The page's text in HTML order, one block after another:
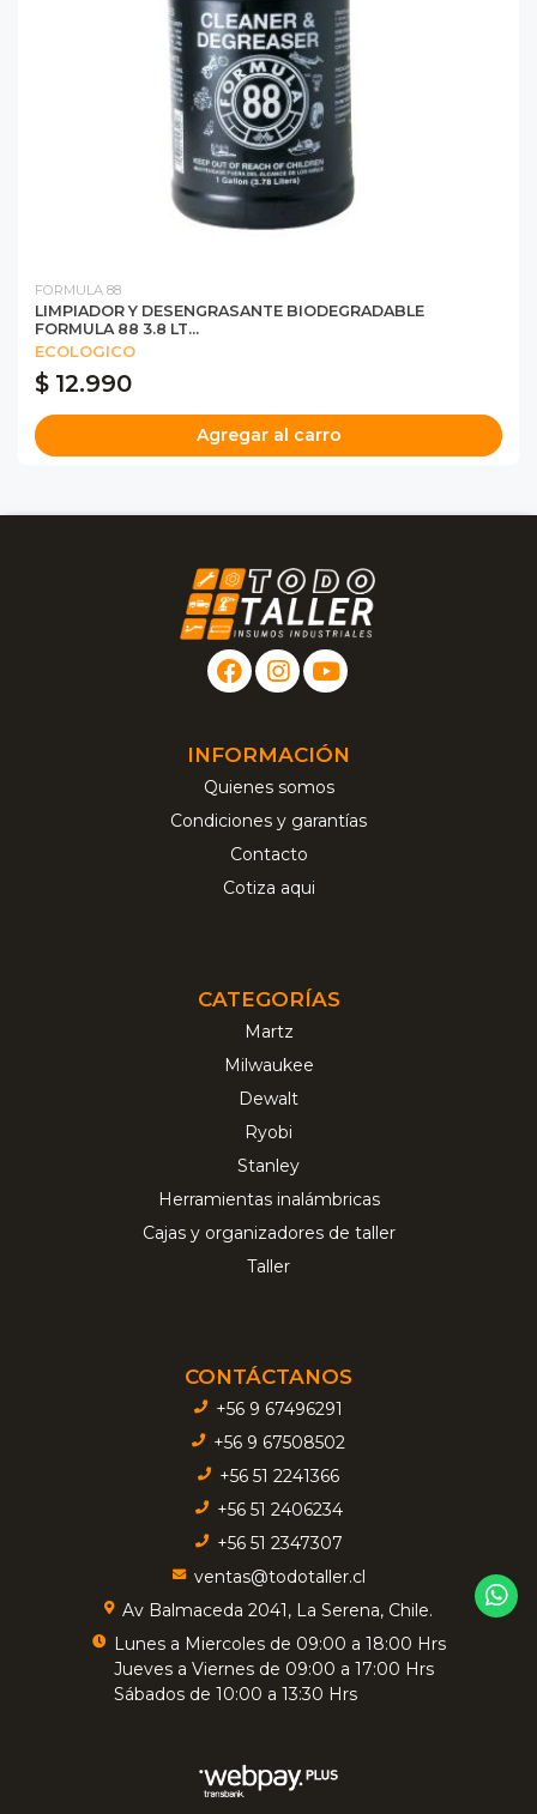
FORMULA 88
LIMPIADOR Y DESENGRASANTE BIODEGRADABLE
FORMULA 88 3.8 LT...
ECOLOGICO
$ 12.990
Agregar al carro
INFORMACIÓN
Quienes somos
Condiciones y garantías
Contacto
Cotiza aqui
CATEGORÍAS
Martz
Milwaukee
Dewalt
Ryobi
Stanley
Herramientas inalámbricas
Cajas y organizadores de taller
Taller
CONTÁCTANOS
+56 9 67496291
+56 9 67508502
+56 51 2241366
+56 51 2406234
+56 51 2347307
ventas@todotaller.cl
Av Balmaceda 2041, La Serena, Chile.
Lunes a Miercoles de 09:00 a 18:00 Hrs
Jueves a Viernes de 09:00 a 17:00 Hrs
Sábados de 10:00 a 13:30 Hrs